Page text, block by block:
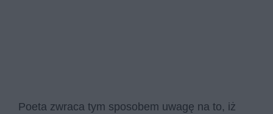
Poeta zwraca tym sposobem uwagę na to, iż